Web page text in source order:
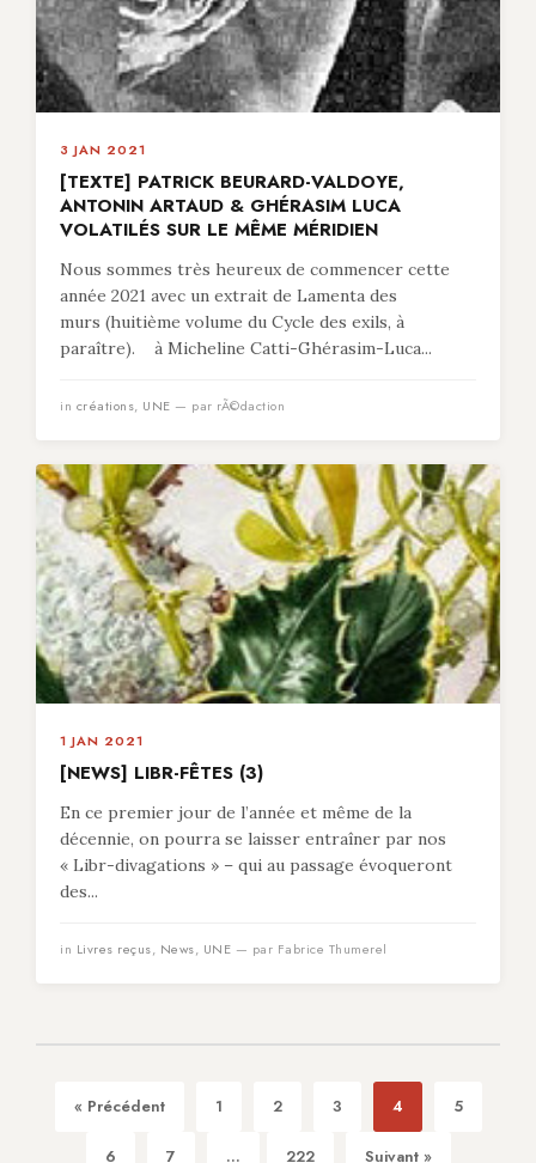
3 JAN 2021
[TEXTE] PATRICK BEURARD-VALDOYE,
ANTONIN ARTAUD & GHÉRASIM LUCA
VOLATILÉS SUR LE MÊME MÉRIDIEN
Nous sommes très heureux de commencer cette
année 2021 avec un extrait de Lamenta des
murs (huitième volume du Cycle des exils, à
paraître). à Micheline Catti-Ghérasim-Luca...
in créations, UNE — par rÃ©daction
1 JAN 2021
[NEWS] LIBR-FÊTES (3)
En ce premier jour de l’année et même de la
décennie, on pourra se laisser entraîner par nos
« Libr-divagations » – qui au passage évoqueront
des...
in Livres reçus, News, UNE — par Fabrice Thumerel
« Précédent 1 2 3 4 5
6 7 ... 222 Suivant »